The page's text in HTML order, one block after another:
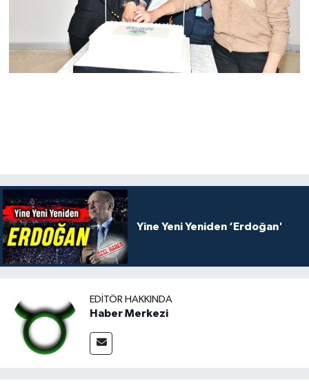
Yine Yeni Yeniden ‘Erdoğan'
EDITÖR HAKKINDA
Haber Merkezi